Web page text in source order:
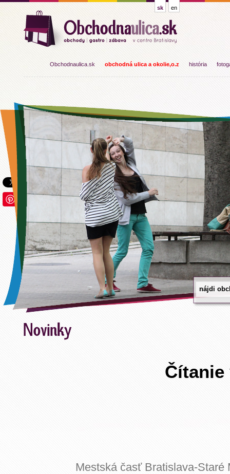
sk en
Obchodnaulica.sk obchodná ulica a okolie,o.z história
Čítanie
Mestská časť Bratislava-Staré